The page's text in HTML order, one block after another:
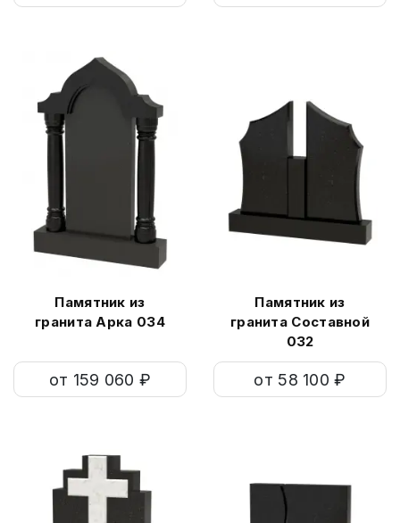
Памятник из
гранита Арка 034
от 159 060 ₽
Памятник из
гранита Составной
032
от 58 100 ₽